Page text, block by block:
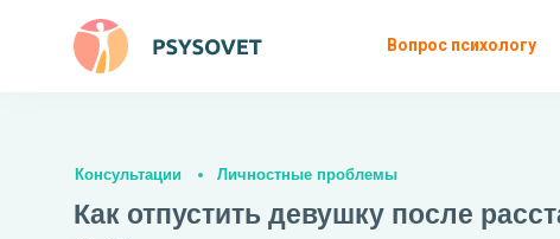
Вопрос психологу
Консультации Личностные проблемы
Как отпустить девушку после